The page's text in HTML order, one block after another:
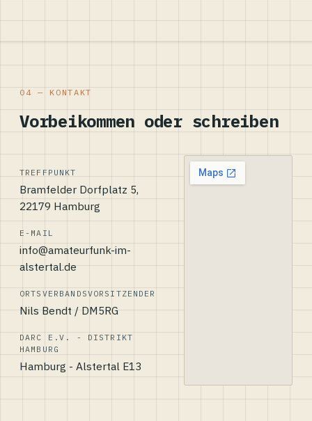
04 — KONTAKT
Vorbeikommen oder schreiben
TREFFPUNKT
Bramfelder Dorfplatz 5,
22179 Hamburg
E-MAIL
info@amateurfunk-im-
alstertal.de
ORTSVERBANDSVORSITZENDER
Nils Bendt / DM5RG
DARC E.V. - DISTRIKT
HAMBURG
Hamburg - Alstertal E13